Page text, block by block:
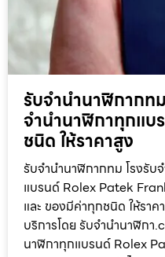
รับจำนำนาฬิกากท
จำนำนาฬิกาทุกแบ
ชนิด ให้ราคาสูง
รับจำนำนาฬิกากทม โรงรับ
แบรนด์ Rolex Patek
และ ของมีค่าทุกชนิด ให้รา
บริการโดย รับจํานํานาฬิกา
นาฬิกาทุกแบรนด์ Rolex